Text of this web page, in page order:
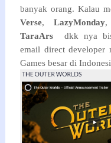
banyak orang. Kalau
Verse,LazyMonday
TaraArsdkk nya
email direct developer
Games besar di